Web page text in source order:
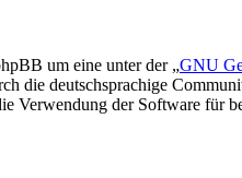
um eine unter der „GNU
die deutschsprachige
Verwendung der Software für